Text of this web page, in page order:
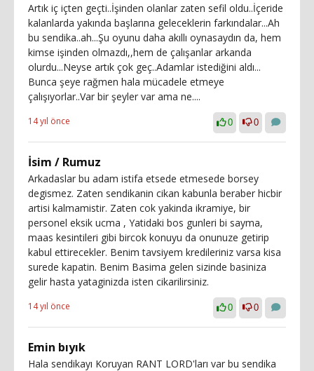
Artık iç içten geçti..İşinden olanlar zaten sefil oldu..İçeride
kalanlarda yakında başlarına geleceklerin farkındalar...Ah
bu sendika..ah...Şu oyunu daha akıllı oynasaydın da, hem
kimse işinden olmazdı,,hem de çalışanlar arkanda
olurdu...Neyse artık çok geç..Adamlar istediğini aldı...
Bunca şeye rağmen hala mücadele etmeye
çalışıyorlar..Var bir şeyler var ama ne....
14 yıl önce 0 0
İsim / Rumuz
Arkadaslar bu adam istifa etsede etmesede borsey
degismez. Zaten sendikanin cikan kabunla beraber hicbir
artisi kalmamistir. Zaten cok yakinda ikramiye, bir
personel eksik ucma , Yatidaki bos gunleri bi sayma,
maas kesintileri gibi bircok konuyu da onunuze getirip
kabul ettirecekler. Benim tavsiyem kredileriniz varsa kisa
surede kapatin. Benim Basima gelen sizinde basiniza
gelir hasta yataginizda isten cikarilirsiniz.
14 yıl önce 0 0
Emin bıyık
Hala sendikayı Koruyan RANT LORD'ları var bu sendika